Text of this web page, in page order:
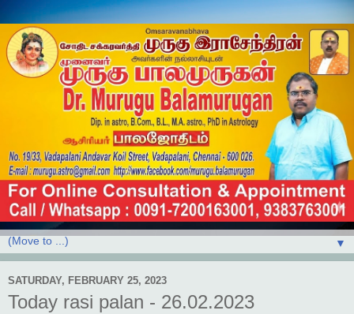
▼
SATURDAY, FEBRUARY 25, 2023
Today rasi palan - 26.02.2023